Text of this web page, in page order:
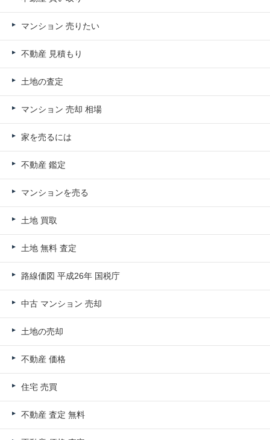
マンション 売りたい
不動産 見積もり
土地の査定
マンション 売却 相場
家を売るには
不動産 鑑定
マンションを売る
土地 買取
土地 無料 査定
路線価図 平成26年 国税庁
中古 マンション 売却
土地の売却
不動産 価格
住宅 売買
不動産 査定 無料